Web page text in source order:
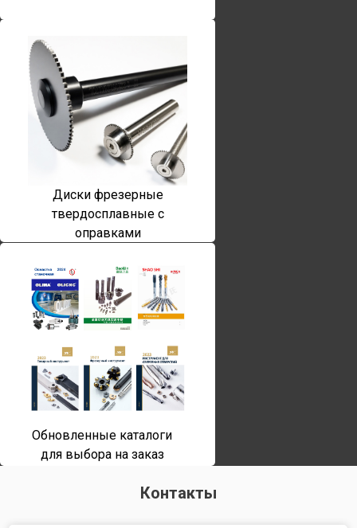
Диски фрезерные
твердосплавные с
оправками
Обновленные каталоги
для выбора на заказ
Контакты